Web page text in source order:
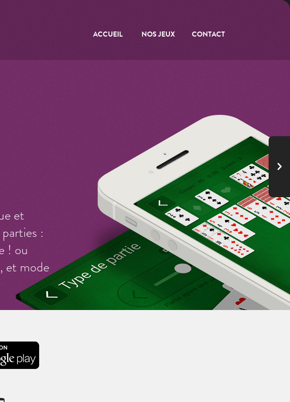
ACCUEIL NOS JEUX CONTACT
et
:
! ou
et mode